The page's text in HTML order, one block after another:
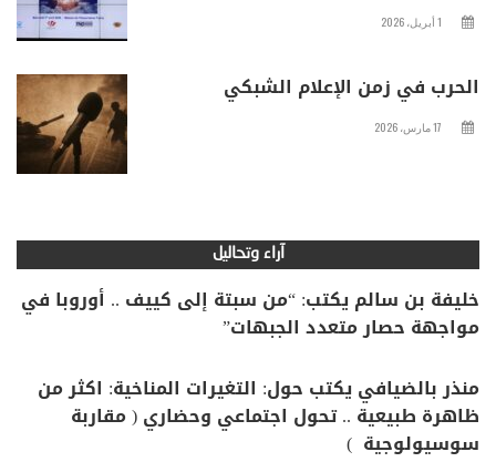
1 أبريل، 2026
الحرب في زمن الإعلام الشبكي
17 مارس، 2026
آراء وتحاليل
خليفة بن سالم يكتب: “من سبتة إلى كييف .. أوروبا في
مواجهة حصار متعدد الجبهات”
منذر بالضيافي يكتب حول: التغيرات المناخية: اكثر من
ظاهرة طبيعية .. تحول اجتماعي وحضاري ( مقاربة
سوسيولوجية )